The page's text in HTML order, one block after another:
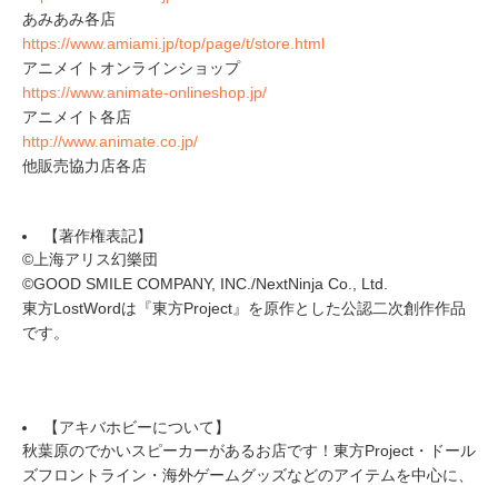
あみあみ各店
https://www.amiami.jp/top/page/t/store.html
アニメイトオンラインショップ
https://www.animate-onlineshop.jp/
アニメイト各店
http://www.animate.co.jp/
他販売協力店各店
【著作権表記】
©上海アリス幻樂団
©GOOD SMILE COMPANY, INC./NextNinja Co., Ltd.
東方LostWordは『東方Project』を原作とした公認二次創作作品
です。
【アキバホビーについて】
秋葉原のでかいスピーカーがあるお店です！東方Project・ドール
ズフロントライン・海外ゲームグッズなどのアイテムを中心に、